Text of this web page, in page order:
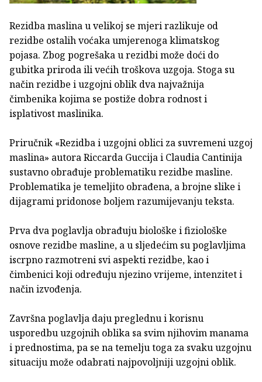
Rezidba maslina u velikoj se mjeri razlikuje od
rezidbe ostalih voćaka umjerenoga klimatskog
pojasa. Zbog pogrešaka u rezidbi može doći do
gubitka priroda ili većih troškova uzgoja. Stoga su
način rezidbe i uzgojni oblik dva najvažnija
čimbenika kojima se postiže dobra rodnost i
isplativost maslinika.
Priručnik «Rezidba i uzgojni oblici za suvremeni uzgoj
maslina» autora Riccarda Guccija i Claudia Cantinija
sustavno obrađuje problematiku rezidbe masline.
Problematika je temeljito obrađena, a brojne slike i
dijagrami pridonose boljem razumijevanju teksta.
Prva dva poglavlja obrađuju biološke i fiziološke
osnove rezidbe masline, a u sljedećim su poglavljima
iscrpno razmotreni svi aspekti rezidbe, kao i
čimbenici koji određuju njezino vrijeme, intenzitet i
način izvođenja.
Završna poglavlja daju preglednu i korisnu
usporedbu uzgojnih oblika sa svim njihovim manama
i prednostima, pa se na temelju toga za svaku uzgojnu
situaciju može odabrati najpovoljniji uzgojni oblik.